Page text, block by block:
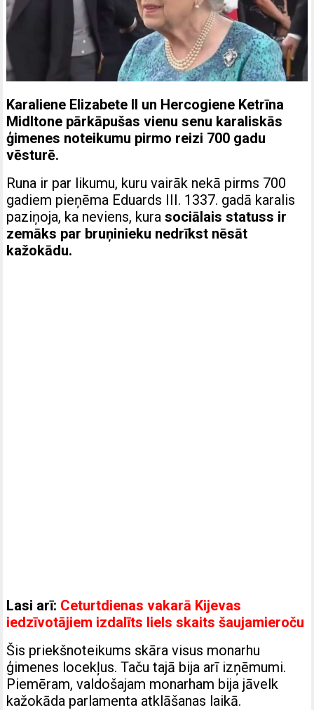
Karaliene Elizabete II un Hercogiene Ketrīna
Midltone pārkāpušas vienu senu karaliskās
ģimenes noteikumu pirmo reizi 700 gadu
vēsturē.
Runa ir par likumu, kuru vairāk nekā pirms 700
gadiem pieņēma Eduards III. 1337. gadā karalis
paziņoja, ka neviens, kurasociālais statuss ir
zemāks par bruņinieku nedrīkst nēsāt
kažokādu.
Lasi arī: Ceturtdienas vakarā Kijevas
iedzīvotājiem izdalīts liels skaits šaujamieroču
Šis priekšnoteikums skāra visus monarhu
ģimenes locekļus. Taču tajā bija arī izņēmumi.
Piemēram, valdošajam monarham bija jāvelk
kažokāda parlamenta atklāšanas laikā.